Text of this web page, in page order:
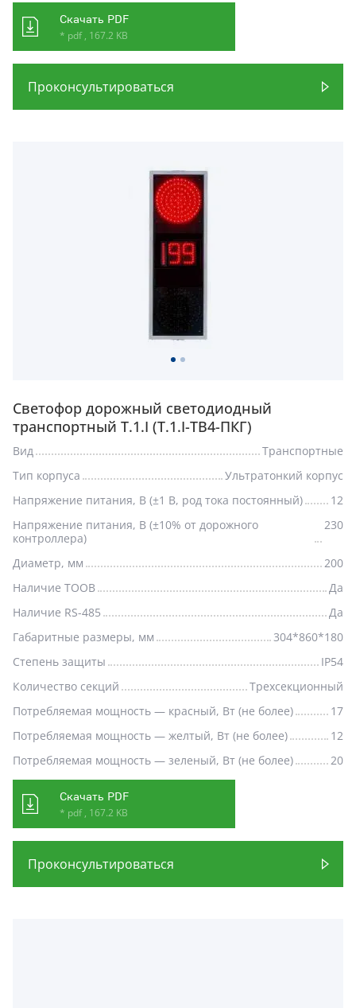
Скачать PDF
* pdf , 167.2 KB
Проконсультироваться
Светофор дорожный светодиодный
транспортный Т.1.I (Т.1.I-ТВ4-ПКГ)
Вид
Транспортные
Тип корпуса
Ультратонкий корпус
Напряжение питания, В (±1 В, род тока постоянный)
12
Напряжение питания, В (±10% от дорожного
контроллера)
230
Диаметр, мм
200
Наличие ТООВ
Да
Наличие RS-485
Да
Габаритные размеры, мм
304*860*180
Степень защиты
IP54
Количество секций
Трехсекционный
Потребляемая мощность — красный, Вт (не более)
17
Потребляемая мощность — желтый, Вт (не более)
12
Потребляемая мощность — зеленый, Вт (не более)
20
Скачать PDF
* pdf , 167.2 KB
Проконсультироваться